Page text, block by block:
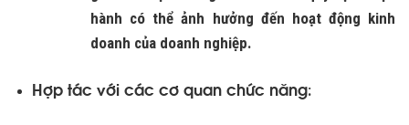
hành có thể ảnh hưởng đến hoạt động kinh
doanh của doanh nghiệp.
Hợp tác với các cơ quan chức năng: